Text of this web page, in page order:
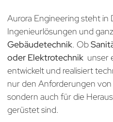
Aurora Engineering steht
Ingenieurlösungen und
Gebäudetechnik. Ob
oder Elektrotechnik unser
entwickelt und realisiert
nur den Anforderungen
sondern auch für die
gerüstet sind.